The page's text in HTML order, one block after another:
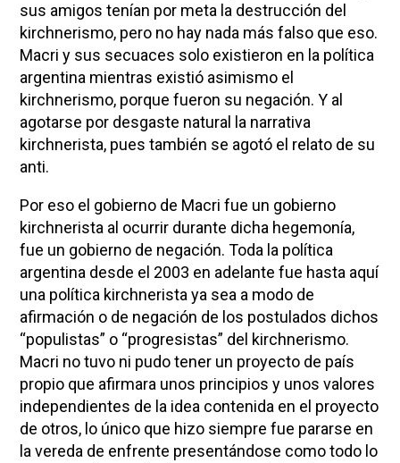
sus amigos tenían por meta la destrucción del
kirchnerismo, pero no hay nada más falso que eso.
Macri y sus secuaces solo existieron en la política
argentina mientras existió asimismo el
kirchnerismo, porque fueron su negación. Y al
agotarse por desgaste natural la narrativa
kirchnerista, pues también se agotó el relato de su
anti.
Por eso el gobierno de Macri fue un gobierno
kirchnerista al ocurrir durante dicha hegemonía,
fue un gobierno de negación. Toda la política
argentina desde el 2003 en adelante fue hasta aquí
una política kirchnerista ya sea a modo de
afirmación o de negación de los postulados dichos
“populistas” o “progresistas” del kirchnerismo.
Macri no tuvo ni pudo tener un proyecto de país
propio que afirmara unos principios y unos valores
independientes de la idea contenida en el proyecto
de otros, lo único que hizo siempre fue pararse en
la vereda de enfrente presentándose como todo lo